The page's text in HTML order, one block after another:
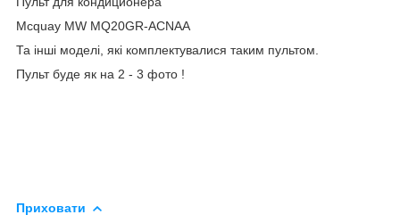
Mcquay MW MQ20GR-ACNAA
Та інші моделі, які комплектувалися таким пультом.
Пульт буде як на 2 - 3 фото !
Приховати